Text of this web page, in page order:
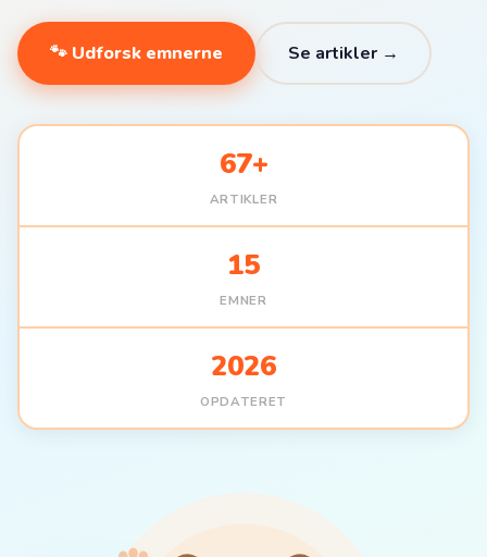
🐾 Udforsk emnerne Se artikler →
67+
ARTIKLER
15
EMNER
2026
OPDATERET